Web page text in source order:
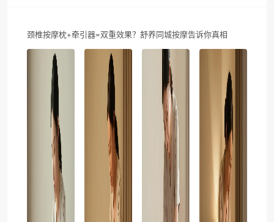
颈椎按摩枕+牵引器=双重效果？舒养同城按摩告诉你真相